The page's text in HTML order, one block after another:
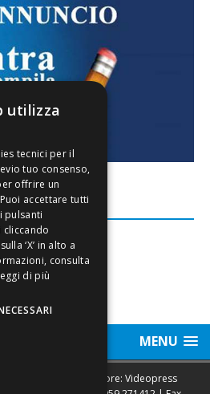
MENU
e annunci Editore: Videopress
utilizza
di più